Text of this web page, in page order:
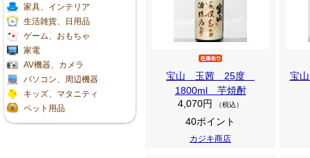
家具、インテリア
生活雑貨、日用品
ゲーム、おもちゃ
家電
AV機器、カメラ
パソコン、周辺機器
キッズ、マタニティ
ペット用品
宝山 玉茜 25度
1800ml 芋焼酎
4,070円
（税込）
40ポイント
カジキ商店
宝